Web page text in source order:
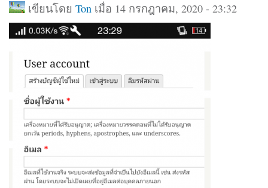
เขียนโดย Ton เมื่อ 14 กรกฎาคม, 2020 - 23:32